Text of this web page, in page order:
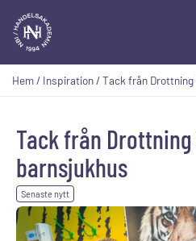
Hem/ Inspiration/Tack från
Tack från
barnsjukhus
Senaste nytt